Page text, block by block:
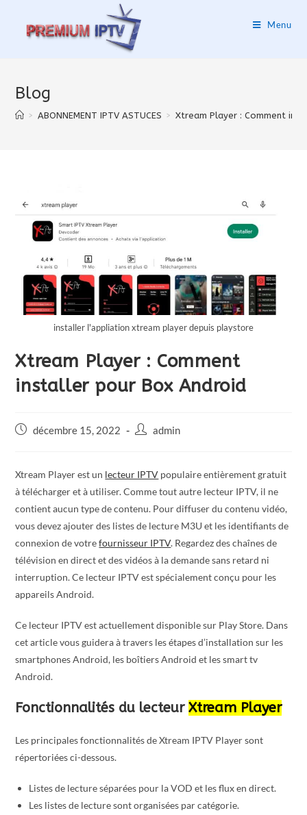
Menu
Blog
> ABONNEMENT IPTV ASTUCES > Xtream Player : Comment
installer l'appliation xtream player depuis playstore
Xtream Player : Comment
installer pour Box Android
décembre 15, 2022 admin
Xtream Player est un lecteur IPTV populaire entièrement gratuit
à télécharger et à utiliser. Comme tout autre lecteur IPTV, il ne
contient aucun type de contenu. Pour diffuser du contenu vidéo,
vous devez ajouter des listes de lecture M3U et les identifiants de
connexion de votrefournisseur IPTV. Regardez des chaînes de
télévision en direct et des vidéos à la demande sans retard ni
interruption. Ce lecteur IPTV est spécialement conçu pour les
appareils Android.
Ce lecteur IPTV est actuellement disponible sur Play Store. Dans
cet article vous guidera à travers les étapes d’installation sur les
smartphones Android, les boîtiers Android et les smart tv
Android.
Fonctionnalités du lecteurXtream Player
Les principales fonctionnalités de Xtream IPTV Player sont
répertoriées ci-dessous.
Listes de lecture séparées pour la VOD et les flux en direct.
Les listes de lecture sont organisées par catégorie.